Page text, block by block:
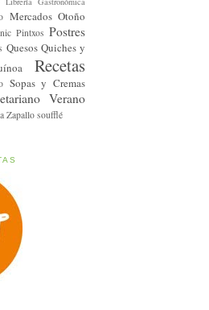
Mercados Otoño
Pintxos Postres
Quesos Quiches y
Recetas
Sopas y Cremas
Verano
Zapallo soufflé